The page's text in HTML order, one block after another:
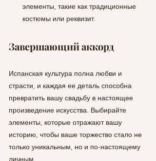
элементы, такие как традиционные
костюмы или реквизит.
Завершающий аккорд
Испанская культура полна любви и
страсти, и каждая ее деталь способна
превратить вашу свадьбу в настоящее
произведение искусства. Выбирайте
элементы, которые отражают вашу
историю, чтобы ваше торжество стало не
только уникальным, но и по-настоящему
личным.